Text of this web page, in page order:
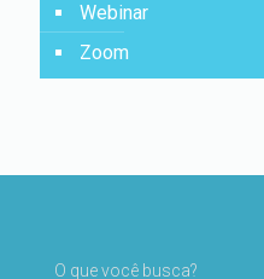
Webinar
Zoom
O que você busca?